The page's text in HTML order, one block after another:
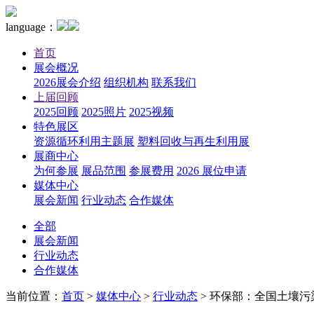
language：
首页
展会概况
2026展会介绍 组织机构 联系我们
上届回顾
2025回顾 2025照片 2025视频
特色展区
资源循环利用主题展 塑料回收与再生利用展
展商中心
为何参展 展品范围 参展费用 2026 展位申请
媒体中心
展会新闻 行业动态 合作媒体
全部
展会新闻
行业动态
合作媒体
当前位置： 首页 > 媒体中心 > 行业动态 > 环保部：全国土壤污